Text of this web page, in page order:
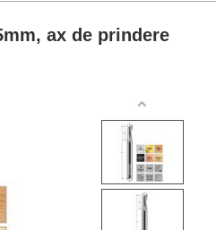
ax de prindere